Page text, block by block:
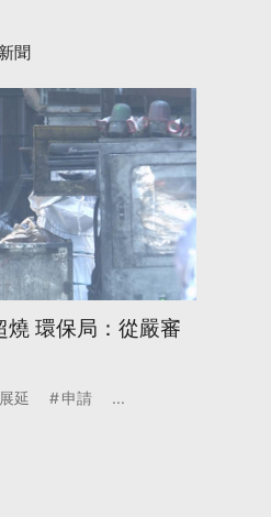
聞
燒 環保局：從嚴審
展延 申請 ...